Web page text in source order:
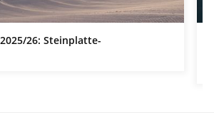
2025/26: Steinplatte-